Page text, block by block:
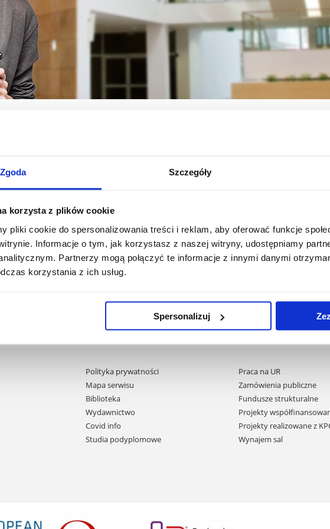
Zgoda Szczegóły
korzysta z plików cookie
pliki cookie do spersonalizowania treści i reklam, aby oferować funkcje
Informacje o tym, jak korzystasz z naszej witryny, udostępniamy
Partnerzy mogą połączyć te informacje z innymi danymi
korzystania z ich usług.
Spersonalizuj
Sylabusy dla cyklu kształcenia 2020-2023
Pomiń
nawigację
i
przejdź
do
treści
Polityka prywatności
Mapa serwisu
Biblioteka
Wydawnictwo
Covid info
Studia podyplomowe
Praca na UR
Zamówienia publiczne
Fundusze strukturalne
Projekty
Projekty realizowane z
Wynajem sal